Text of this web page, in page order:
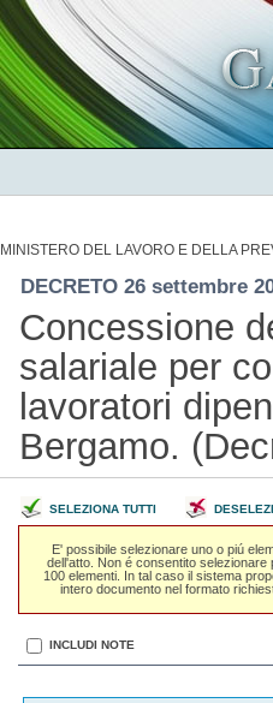
MINISTERO DEL LAVORO E DELLA
DECRETO 26 settembre
Concessione
salariale per
lavoratori
Bergamo.
SELEZIONA TUTTI
E' possibile selezionare uno o piú
dell'atto. Non é consentito selezionare
100 elementi. In tal caso il sistema
intero documento nel formato
INCLUDI NOTE